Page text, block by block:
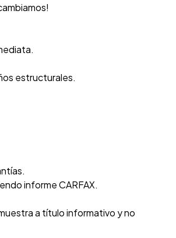
estructurales.
informe CARFAX.
a título informativo y no